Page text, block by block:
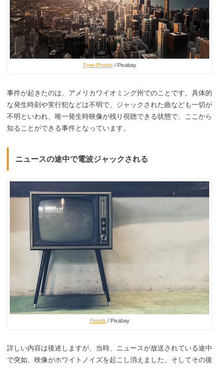
Free-Photos / Pixabay
事件が起きたのは、アメリカワイオミング州でのことです。具体的
な発生時刻や実行犯などは不明で、ジャックされた曲なども一切が
不明といわれ、唯一発生時映像が残り視聴できる状態で、ここから
知ることができる事件となっています。
ニュースの途中で電波ジャックされる
Pexels / Pixabay
詳しい内容は後述しますが、当時、ニュースが放送されている途中
で突如、映像がホワイトノイズを起こし消えました。そしてその後